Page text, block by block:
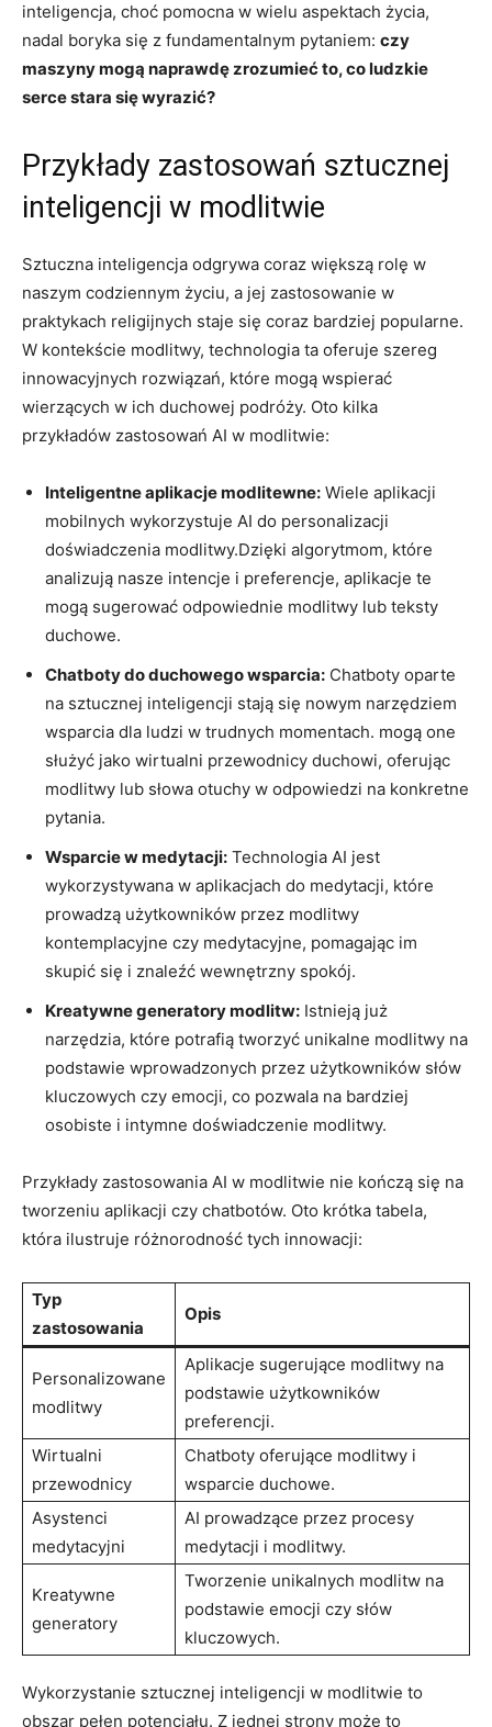
inteligencja, choć pomocna w wielu aspektach życia,
nadal boryka się z fundamentalnym pytaniem: czy
maszyny mogą naprawdę zrozumieć to, co ludzkie
serce stara się wyrazić?
Przykłady zastosowań sztucznej
inteligencji w modlitwie
Sztuczna inteligencja odgrywa coraz większą rolę w
naszym codziennym życiu, a jej zastosowanie w
praktykach religijnych staje się coraz bardziej popularne.
W kontekście modlitwy, technologia ta oferuje szereg
innowacyjnych rozwiązań, które mogą wspierać
wierzących w ich duchowej podróży. Oto kilka
przykładów zastosowań AI w modlitwie:
Inteligentne aplikacje modlitewne: Wiele aplikacji
mobilnych wykorzystuje AI do personalizacji
doświadczenia modlitwy.Dzięki algorytmom, które
analizują nasze intencje i preferencje, aplikacje te
mogą sugerować odpowiednie modlitwy lub teksty
duchowe.
Chatboty do duchowego wsparcia: Chatboty oparte
na sztucznej inteligencji stają się nowym narzędziem
wsparcia dla ludzi w trudnych momentach. mogą one
służyć jako wirtualni przewodnicy duchowi, oferując
modlitwy lub słowa otuchy w odpowiedzi na konkretne
pytania.
Wsparcie w medytacji: Technologia AI jest
wykorzystywana w aplikacjach do medytacji, które
prowadzą użytkowników przez modlitwy
kontemplacyjne czy medytacyjne, pomagając im
skupić się i znaleźć wewnętrzny spokój.
Kreatywne generatory modlitw: Istnieją już
narzędzia, które potrafią tworzyć unikalne modlitwy na
podstawie wprowadzonych przez użytkowników słów
kluczowych czy emocji, co pozwala na bardziej
osobiste i intymne doświadczenie modlitwy.
Przykłady zastosowania AI w modlitwie nie kończą się na
tworzeniu aplikacji czy chatbotów. Oto krótka tabela,
która ilustruje różnorodność tych innowacji:
Typ
zastosowania
Opis
Personalizowane
modlitwy
Aplikacje sugerujące modlitwy na
podstawie użytkowników
preferencji.
Wirtualni
przewodnicy
Chatboty oferujące modlitwy i
wsparcie duchowe.
Asystenci
medytacyjni
AI prowadzące przez procesy
medytacji i modlitwy.
Kreatywne
generatory
Tworzenie unikalnych modlitw na
podstawie emocji czy słów
kluczowych.
Wykorzystanie sztucznej inteligencji w modlitwie to
obszar pełen potencjału. Z jednej strony może to